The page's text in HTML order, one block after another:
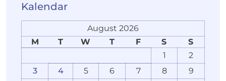
Kalendar
August 2026
M
T W T F S
S
1
2
3
4 5 6 7 8
9